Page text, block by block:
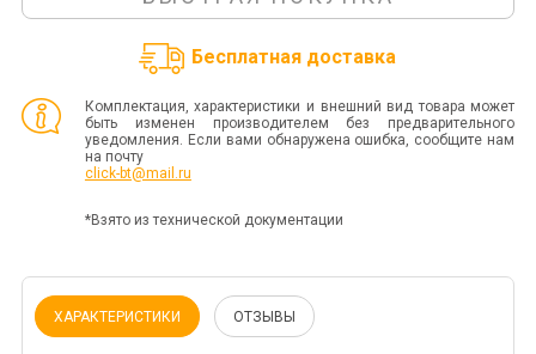
Бесплатная доставка
Комплектация, характеристики и внешний вид товара может
быть изменен производителем без предварительного
уведомления. Если вами обнаружена ошибка, сообщите нам
на почту
click-bt@mail.ru
*Взято из технической документации
ХАРАКТЕРИСТИКИ ОТЗЫВЫ